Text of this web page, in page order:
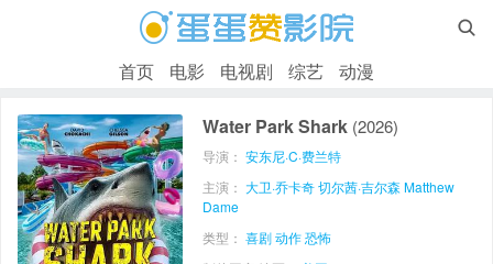

首页 电影 电视剧 综艺 动漫
Water Park Shark (2026)
导演： 安东尼·C·费兰特
主演： 大卫·乔卡奇切尔茜·吉尔森Matthew
Dame
类型： 喜剧动作恐怖